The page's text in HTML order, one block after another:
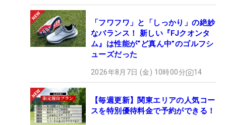
「フワフワ」と「しっかり」の絶妙
なバランス！ 新しい『FJクオンタ
ム』は性能が“ど真ん中”のゴルフシ
ューズだった
2026年8月7日 (金) 10時00分 14
【毎週更新】関東エリアの人気コー
スを特別優待料金で予約ができる！